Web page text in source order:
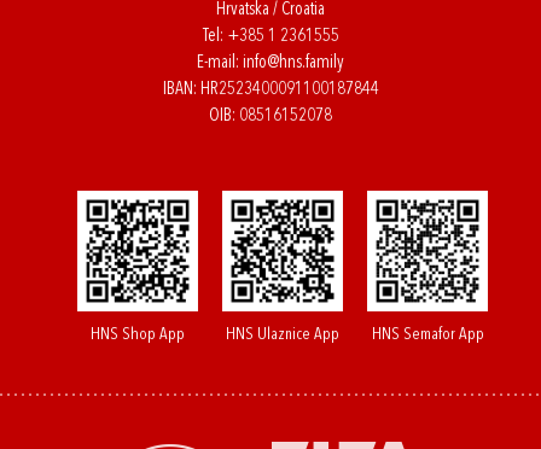
Hrvatska / Croatia
Tel: +385 1 2361555
E-mail: info@hns.family
IBAN: HR2523400091100187844
OIB: 08516152078
HNS Shop App HNS Ulaznice App HNS Semafor App